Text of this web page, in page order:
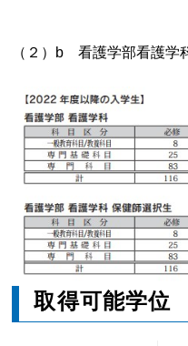
（２）b 看護学部看護
取得可能学位